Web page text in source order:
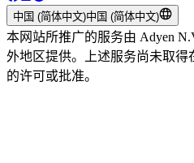
中国 (简体中文)中国 (简体中文)
本网站所推广的服务由 Adyen
外地区提供。上述服务尚未取
的许可或批准。